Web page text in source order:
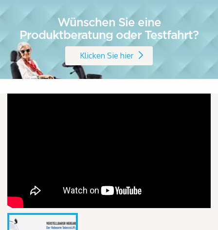
Wünschen Sie eine
Produktberatung oder Testfahrt?
Klicken Sie hier